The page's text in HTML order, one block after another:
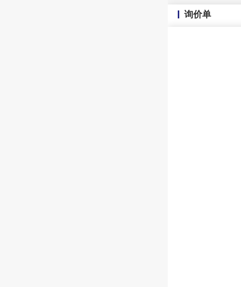
询价单